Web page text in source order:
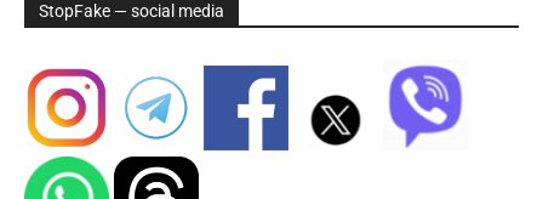
StopFake — social media